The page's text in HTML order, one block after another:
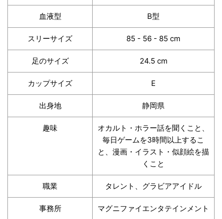
血液型 B型
スリーサイズ 85 - 56 - 85 cm
足のサイズ 24.5 cm
カップサイズ E
出身地 静岡県
趣味
オカルト・ホラー話を聞くこと、
毎日ゲームを3時間以上するこ
と、漫画・イラスト・似顔絵を描
くこと
職業 タレント、グラビアアイドル
事務所 マグニファイエンタテインメント